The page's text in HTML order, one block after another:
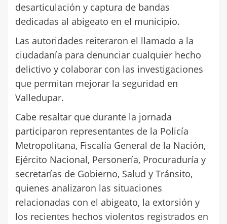
desarticulación y captura de bandas
dedicadas al abigeato en el municipio.
Las autoridades reiteraron el llamado a la
ciudadanía para denunciar cualquier hecho
delictivo y colaborar con las investigaciones
que permitan mejorar la seguridad en
Valledupar.
Cabe resaltar que durante la jornada
participaron representantes de la Policía
Metropolitana, Fiscalía General de la Nación,
Ejército Nacional, Personería, Procuraduría y
secretarías de Gobierno, Salud y Tránsito,
quienes analizaron las situaciones
relacionadas con el abigeato, la extorsión y
los recientes hechos violentos registrados en